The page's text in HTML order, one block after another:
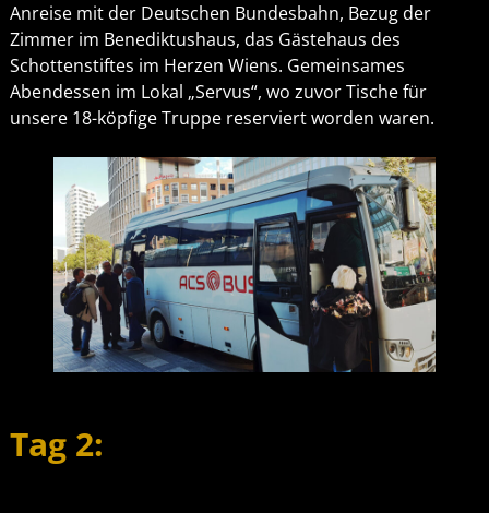
Anreise mit der Deutschen Bundesbahn, Bezug der
Zimmer im Benediktushaus, das Gästehaus des
Schottenstiftes im Herzen Wiens. Gemeinsames
Abendessen im Lokal „Servus“, wo zuvor Tische für
unsere 18-köpfige Truppe reserviert worden waren.
Tag 2: